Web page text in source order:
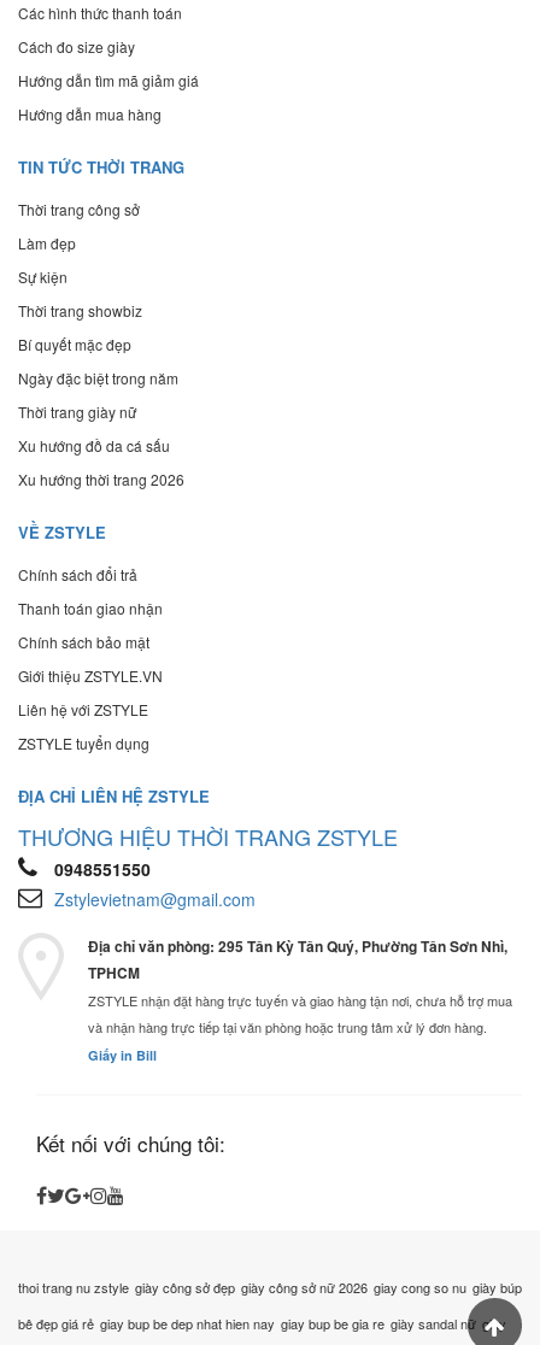
Các hình thức thanh toán
Cách đo size giày
Hướng dẫn tìm mã giảm giá
Hướng dẫn mua hàng
TIN TỨC THỜI TRANG
Thời trang công sở
Làm đẹp
Sự kiện
Thời trang showbiz
Bí quyết mặc đẹp
Ngày đặc biệt trong năm
Thời trang giày nữ
Xu hướng đồ da cá sấu
Xu hướng thời trang 2026
VỀ ZSTYLE
Chính sách đổi trả
Thanh toán giao nhận
Chính sách bảo mật
Giới thiệu ZSTYLE.VN
Liên hệ với ZSTYLE
ZSTYLE tuyển dụng
ĐỊA CHỈ LIÊN HỆ ZSTYLE
THƯƠNG HIỆU THỜI TRANG ZSTYLE
0948551550
Zstylevietnam@gmail.com
Địa chỉ văn phòng: 295 Tân Kỳ Tân Quý, Phường Tân Sơn Nhì,
TPHCM
ZSTYLE nhận đặt hàng trực tuyến và giao hàng tận nơi, chưa hỗ trợ mua
và nhận hàng trực tiếp tại văn phòng hoặc trung tâm xử lý đơn hàng.
Giấy in Bill
Kết nối với chúng tôi:
thoi trang nu zstyle giày công sở đẹp giày công sở nữ 2026 giay cong so nu giày búp
bê đẹp giá rẻ giay bup be dep nhat hien nay giay bup be gia re giày sandal nữ giày